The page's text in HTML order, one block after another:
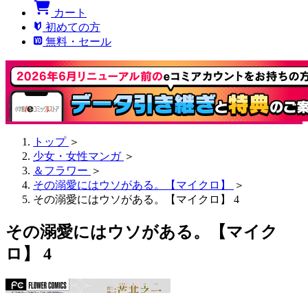
カート
初めての方
無料・セール
トップ ＞
少女・女性マンガ ＞
＆フラワー ＞
その溺愛にはウソがある。【マイクロ】
＞
その溺愛にはウソがある。【マイクロ】 4
その溺愛にはウソがある。【マイク
ロ】 4